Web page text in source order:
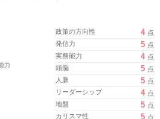
政策の方向性 4 点
発信力
5 点
実務能力
4 点
頭脳
5 点
人脈
5 点
リーダーシップ
4 点
地盤
5 点
カリスマ性
5 点